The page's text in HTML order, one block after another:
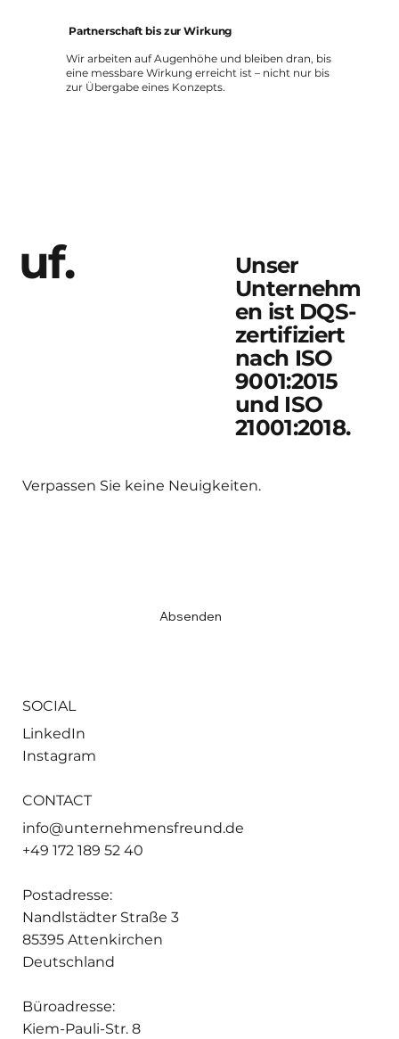
Partnerschaft bis zur Wirkung
Wir arbeiten auf Augenhöhe und bleiben dran, bis
eine messbare Wirkung erreicht ist – nicht nur bis
zur Übergabe eines Konzepts.
uf.
Unser
Unternehm
en ist DQS-
zertifiziert
nach ISO
9001:2015
und ISO
21001:2018.
Verpassen Sie keine Neuigkeiten.
Absenden
SOCIAL
LinkedIn
Instagram
CONTACT
info@unternehmensfreund.de
+49 172 189 52 40
Postadresse:
Nandlstädter Straße 3
85395 Attenkirchen
Deutschland
Büroadresse:
Kiem-Pauli-Str. 8